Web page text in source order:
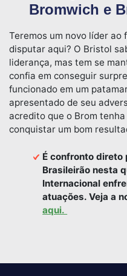
Bromwich e
Teremos um novo líder ao
disputar aqui? O Bristol
liderança, mas tem se
confia em conseguir
funcionado em um
apresentado de seu
acredito que o Brom
conquistar um bom
É confronto direto
Brasileirão nesta
Internacional
atuações. Veja a
aqui.